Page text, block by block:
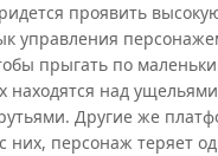
проявить
управления
прыгать по
находятся над
Другие же
них, персонаж теряет